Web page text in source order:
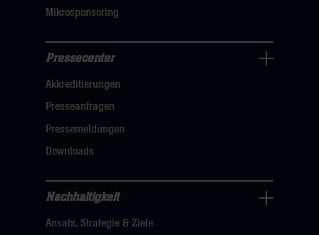
Mikrosponsoring
Navigation
öffnen,
dann
hier
Pressecenter
Akkreditierungen
Presseanfragen
Pressemeldungen
Downloads
Nachhaltigkeit
Navigation
Nachhaltigkeit
Ansatz, Strategie & Ziele